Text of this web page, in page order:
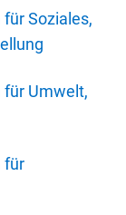
Soziales,
Umwelt,
für